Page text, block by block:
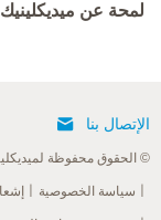
لمحة عن ميديكلينيك
الإتصال بنا
© الحقوق محفوظة
سياسة الخصوصية